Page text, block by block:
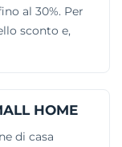
al 30%. Per
sconto e,
HOME
di casa